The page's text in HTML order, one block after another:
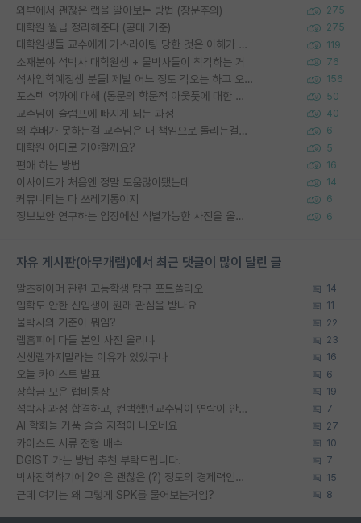
외부에서 괜찮은 랩을 알아보는 방법 (장문주의) 275
대학원 월급 정리해준다 (공대 기준) 275
대학원생들 교수에게 가스라이팅 당한 것은 이해가 갑니다. 안타깝네요. 119
소재분야 석박사 대학원생 + 물박사들이 착각하는 거 76
석사입학예정생 분들! 제발 어느 정도 각오는 하고 오세요. 156
포스텍 억까에 대해 (동문의 학문적 아웃풋에 대한 반박) 50
교수님이 슬럼프에 빠지게 되는 과정 40
왜 후배가 못하는걸 교수님은 내 책임으로 돌리는걸까요? 6
대학원 어디로 가야할까요? 5
편애 하는 방법 16
이사이트가 처음엔 정말 도움많이됐는데 14
커뮤니티는 다 쓰레기통이지 6
정보보안 연구하는 입장에선 식별가능한 사진을 올리는건 비추이긴함 6
자유 게시판(아무개랩)에서 최근 댓글이 많이 달린 글
알츠하이머 관련 고등학생 탐구 포트폴리오 14
입학도 안한 신입생이 원래 관심을 받나요 11
물박사의 기준이 뭐임? 22
랩홈피에 다들 본인 사진 올리냐 23
신생랩가지말라는 이유가 있었구나 16
오늘 카이스트 발표 6
장학금 모은 랩비통장 19
석박사 과정 합격하고, 컨택했던교수님이 연락이 안됩니다... 7
AI 학회들 거품 슬슬 지적이 나오네요 27
카이스트 서류 전형 배수 10
DGIST 가는 방법 추천 부탁드립니다. 7
박사진학하기에 2억은 괜찮은 (?) 정도의 경제력인가요 15
근데 여기는 왜 그렇게 SPK를 물어보는거임? 8